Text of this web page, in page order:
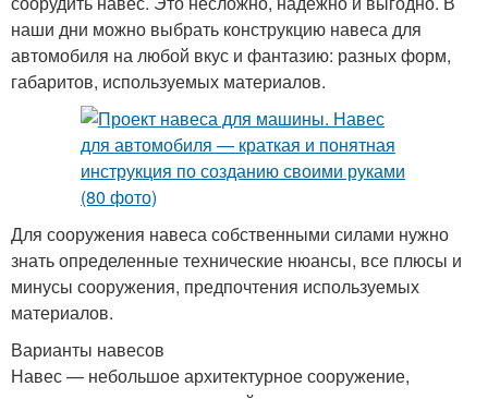
наши дни можно выбрать конструкцию навеса для
автомобиля на любой вкус и фантазию: разных форм,
габаритов, используемых материалов.
Для сооружения навеса собственными силами нужно
знать определенные технические нюансы, все плюсы и
минусы сооружения, предпочтения используемых
материалов.
Варианты навесов
Навес — небольшое архитектурное сооружение,